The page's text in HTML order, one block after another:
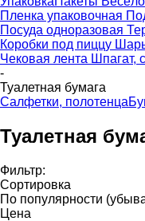
Пленка упаковочная
Посуда одноразовая
Коробки под пиццу
Чековая лента Шпагат,
-
Туалетная бумага
Салфетки, полотенца
Туалетная
Фильтр:
Сортировка
По популярности
Цена